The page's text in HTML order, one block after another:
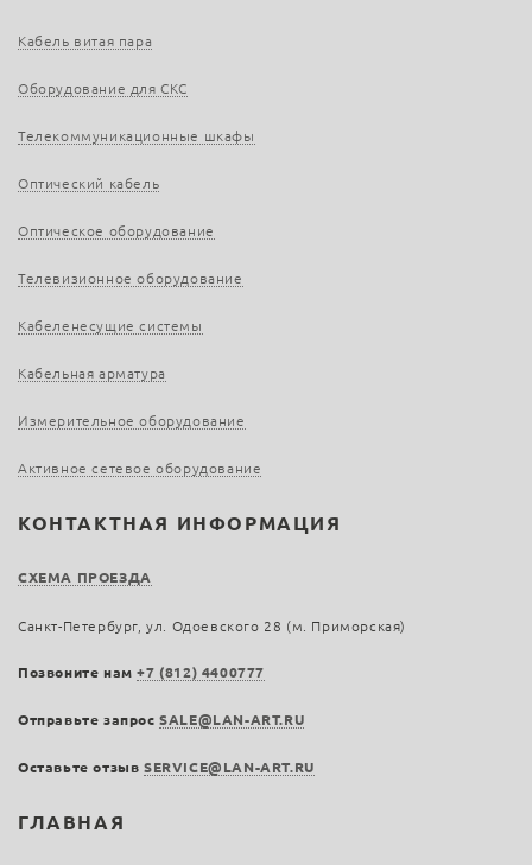
ГЛАВНАЯ
Кабель витая пара
Оборудование для СКС
Телекоммуникационные шкафы
Оптический кабель
Оптическое оборудование
Телевизионное оборудование
Кабеленесущие системы
Кабельная арматура
Измерительное оборудование
Активное сетевое оборудование
КОНТАКТНАЯ ИНФОРМАЦИЯ
СХЕМА ПРОЕЗДА
Санкт-Петербург, ул. Одоевского 28 (м. Приморская)
Позвоните нам+7 (812) 4400777
Отправьте запросSALE@LAN-ART.RU
Оставьте отзыв SERVICE@LAN-ART.RU